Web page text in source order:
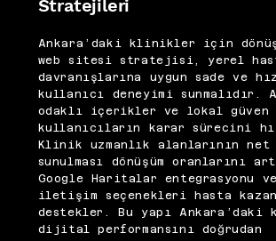
Stratejileri
Ankara’daki klinikler için
web sitesi stratejisi, yerel
davranışlarına uygun sade ve
kullanıcı deneyimi sunmalıdır.
odaklı içerikler ve lokal güven
kullanıcıların karar sürecini
Klinik uzmanlık alanlarının
sunulması dönüşüm oranlarını
Google Haritalar entegrasyonu
iletişim seçenekleri hasta
destekler. Bu yapı
dijital performansını doğrudan